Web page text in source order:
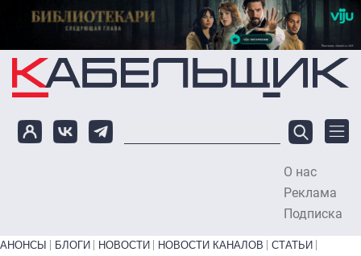
Перейти к основному содержанию
О нас
Реклама
Подписка
Primary links bottom
АНОНСЫ БЛОГИ НОВОСТИ НОВОСТИ КАНАЛОВ
СТАТЬИ